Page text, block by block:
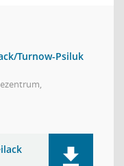
Turnow-Psiluk